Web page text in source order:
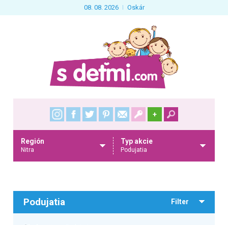
08. 08. 2026 Oskár
+
Región
Nitra
Typ akcie
Podujatia
Podujatia Filter